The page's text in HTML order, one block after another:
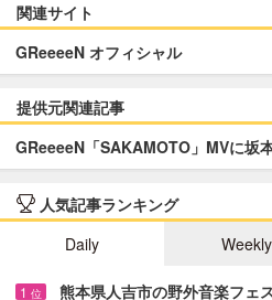
関連サイト
GReeeeN オフィシャル
提供元関連記事
GReeeeN「SAKAMOTO」MVに坂
人気記事ランキング
Daily
Weekly
1 位 熊本県人吉市の野外音楽フ